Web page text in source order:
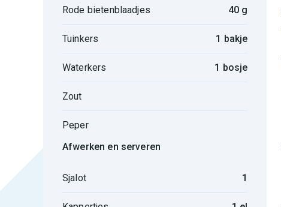
Rode bietenblaadjes 40 g
Tuinkers 1 bakje
Waterkers 1 bosje
Zout
Peper
Afwerken en serveren
Sjalot 1